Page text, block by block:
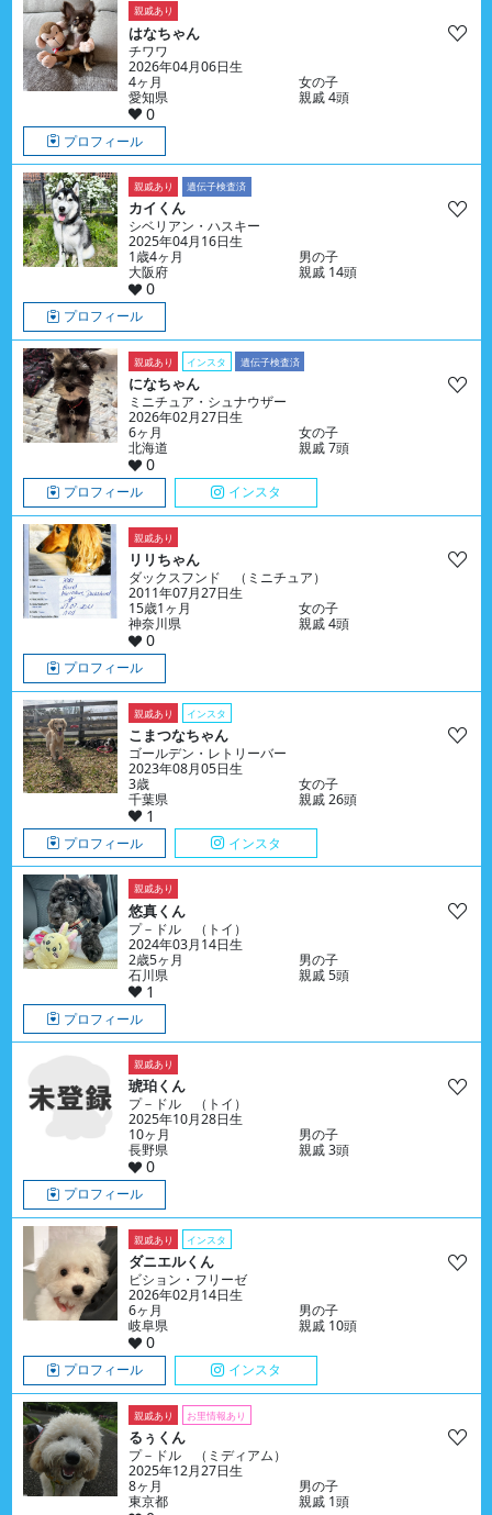
親戚あり
はなちゃん
チワワ
2026年04月06日生
4ヶ月
女の子
愛知県
親戚 4頭
0
プロフィール
親戚あり 遺伝子検査済
カイくん
シベリアン・ハスキー
2025年04月16日生
1歳4ヶ月
男の子
大阪府
親戚 14頭
0
プロフィール
親戚あり インスタ 遺伝子検査済
になちゃん
ミニチュア・シュナウザー
2026年02月27日生
6ヶ月
女の子
北海道
親戚 7頭
0
プロフィール インスタ
親戚あり
リリちゃん
ダックスフンド （ミニチュア）
2011年07月27日生
15歳1ヶ月
女の子
神奈川県
親戚 4頭
0
プロフィール
親戚あり インスタ
こまつなちゃん
ゴールデン・レトリーバー
2023年08月05日生
3歳
女の子
千葉県
親戚 26頭
1
プロフィール インスタ
親戚あり
悠真くん
プ－ドル （トイ）
2024年03月14日生
2歳5ヶ月
男の子
石川県
親戚 5頭
1
プロフィール
親戚あり
琥珀くん
プ－ドル （トイ）
2025年10月28日生
10ヶ月
男の子
長野県
親戚 3頭
0
プロフィール
親戚あり インスタ
ダニエルくん
ビション・フリーゼ
2026年02月14日生
6ヶ月
男の子
岐阜県
親戚 10頭
0
プロフィール インスタ
親戚あり お里情報あり
るぅくん
プ－ドル （ミディアム）
2025年12月27日生
8ヶ月
男の子
東京都
親戚 1頭